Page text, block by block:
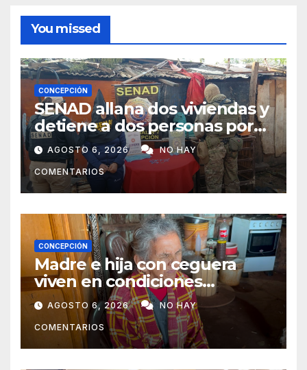
You missed
CONCEPCIÓN
SENAD allana dos viviendas y
detiene a dos personas por
presunto microtráfico en
Concepción
AGOSTO 6, 2026 NO HAY
COMENTARIOS
CONCEPCIÓN
Madre e hija con ceguera
viven en condiciones
precarias y vecinos impulsan
campaña solidaria para
ayudarlas
AGOSTO 6, 2026 NO HAY
COMENTARIOS